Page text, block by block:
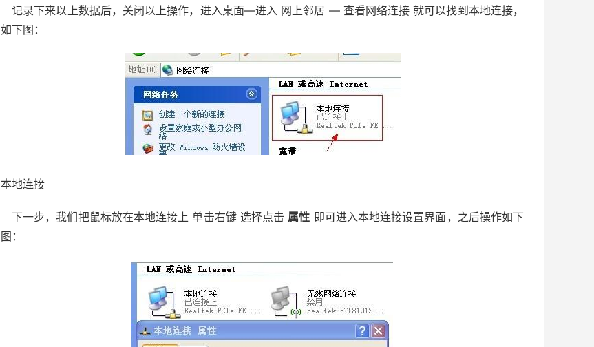
记录下来以上数据后，关闭以上操作，进入桌面—进入 网上邻居 — 查看网络连接 就可以找到本地连接，
如下图：
本地连接
下一步，我们把鼠标放在本地连接上 单击右键 选择点击 属性 即可进入本地连接设置界面，之后操作如下
图：